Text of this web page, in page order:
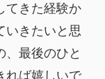
てきた経験か
いきたいと思
、最後のひと
れば嬉しいで